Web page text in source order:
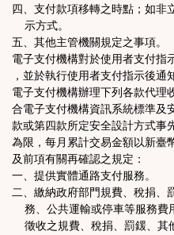
四、支付款項移轉之時點；如非
示方式。
五、其他主管機關規定之事項。
電子支付機構對於使用者支付指
，並於執行使用者支付指示後通
電子支付機構辦理下列各款代理
合電子支付機構資訊系統標準及
款或第四款所定安全設計方式事
為限，每月累計交易金額以新臺
及前項有關再確認之規定：
一、提供實體通路支付服務。
二、繳納政府部門規費、稅捐、
務、公共運輸或停車等服務費
徵收之規費、稅捐、罰鍰、其